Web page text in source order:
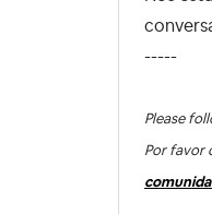
-----
Please
Por favor